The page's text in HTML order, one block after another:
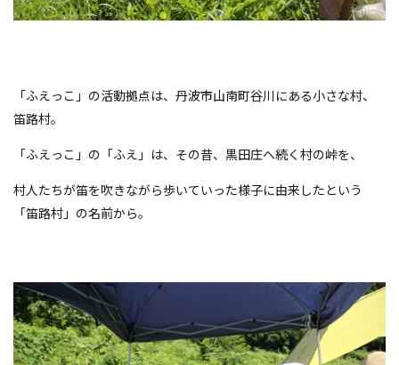
「ふえっこ」の活動拠点は、丹波市山南町谷川にある小さな村、
笛路村。
「ふえっこ」の「ふえ」は、その昔、黒田庄へ続く村の峠を、
村人たちが笛を吹きながら歩いていった様子に由来したという
「笛路村」の名前から。